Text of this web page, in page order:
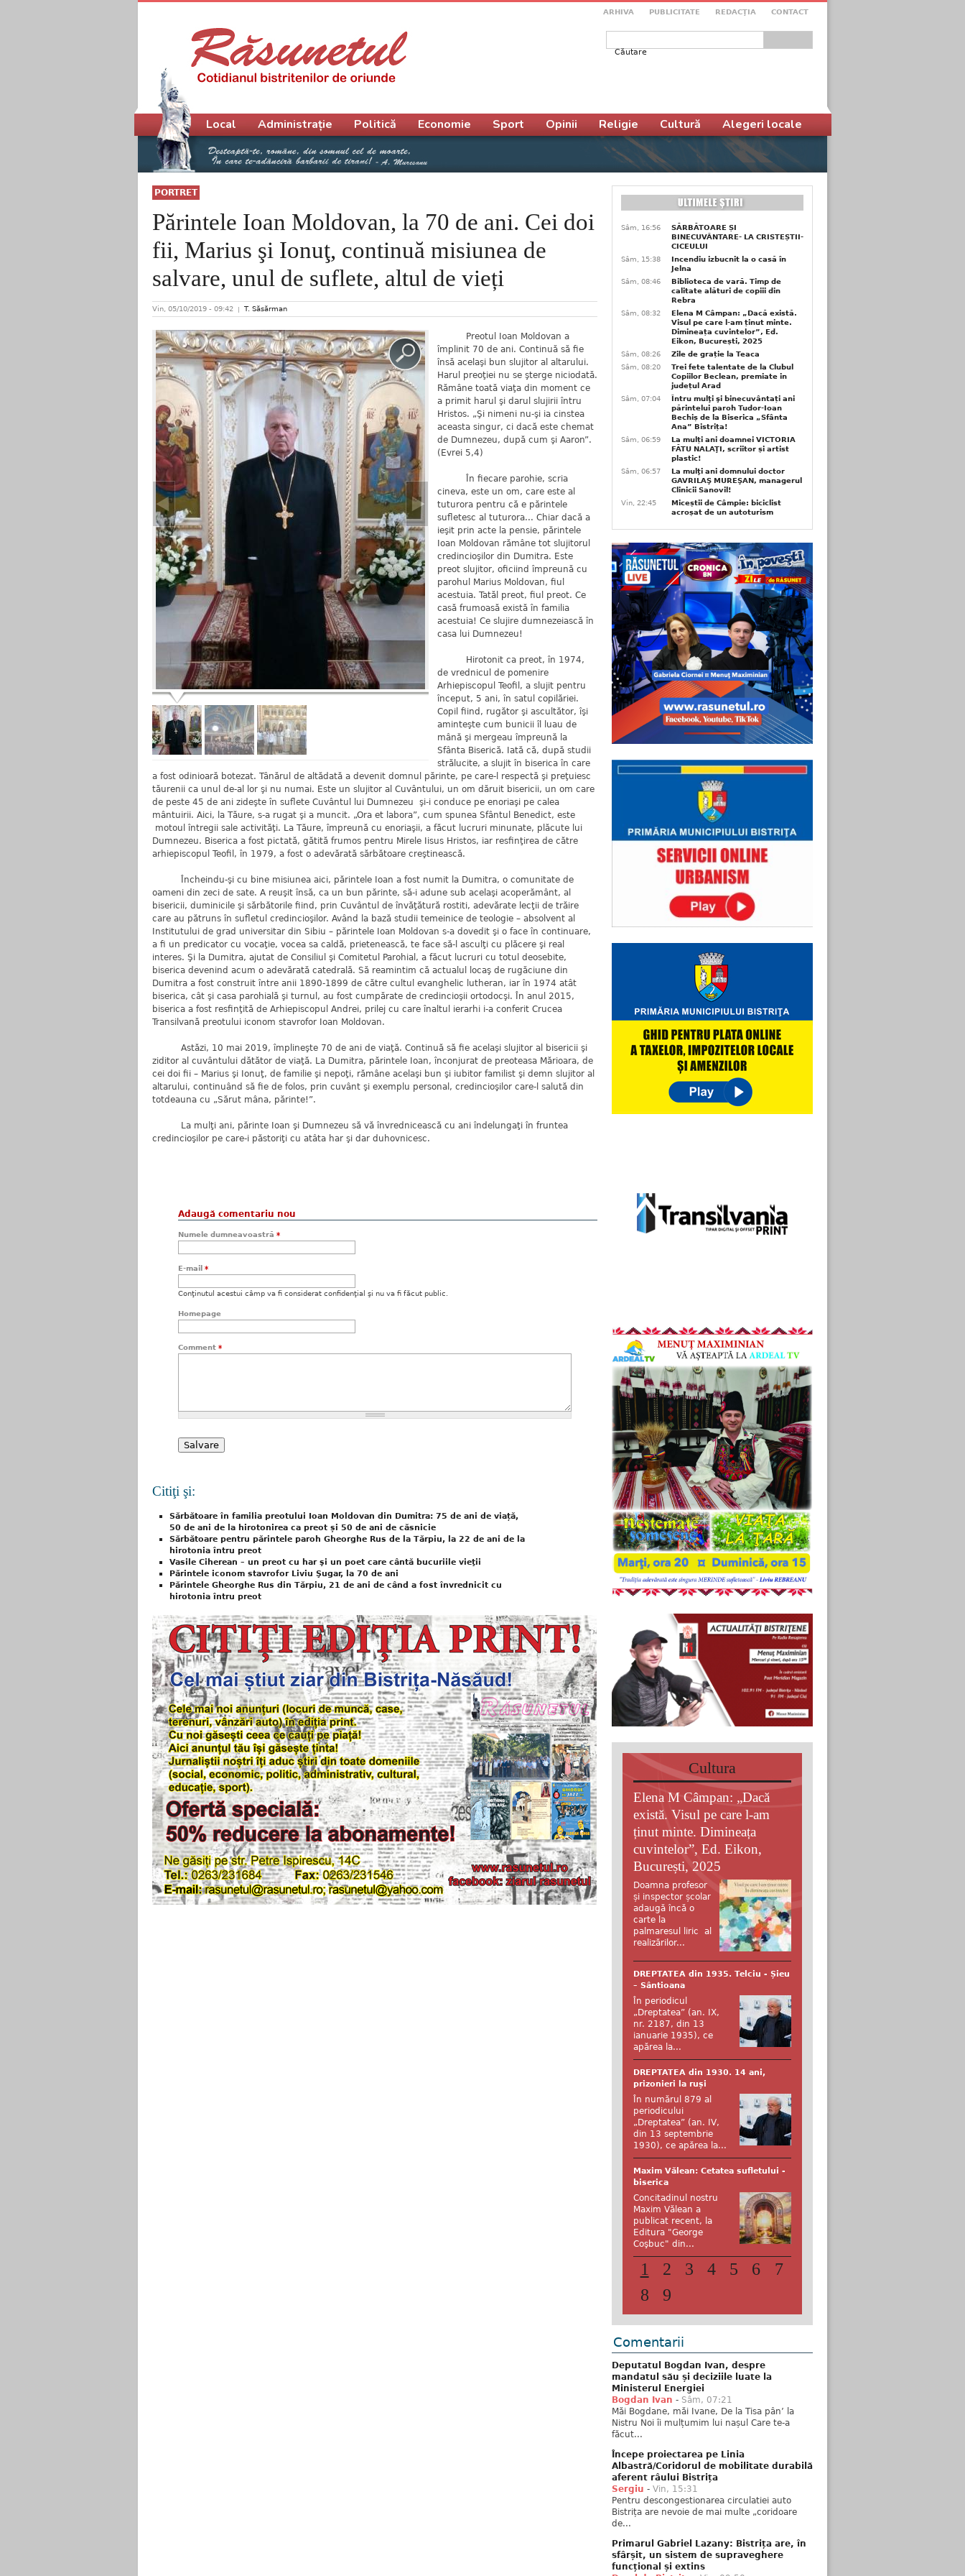
ARHIVA PUBLICITATE REDACŢIA CONTACT
Formular de căutare
PORTRET
Părintele Ioan Moldovan, la 70 de ani. Cei doi
fii, Marius şi Ionuţ, continuă misiunea de
salvare, unul de suflete, altul de vieți
Vin, 05/10/2019 - 09:42 T. Săsărman
Preotul Ioan Moldovan a
împlinit 70 de ani. Continuă să fie
însă acelaşi bun slujitor al altarului.
Harul preoţiei nu se şterge niciodată.
Rămâne toată viaţa din moment ce
a primit harul şi darul slujirii întru
Hristos. „Şi nimeni nu-şi ia cinstea
aceasta singur, ci dacă este chemat
de Dumnezeu, după cum şi Aaron”.
(Evrei 5,4)
În fiecare parohie, scria
cineva, este un om, care este al
tuturora pentru că e părintele
sufletesc al tuturora... Chiar dacă a
ieşit prin acte la pensie, părintele
Ioan Moldovan rămâne tot slujitorul
credincioşilor din Dumitra. Este
preot slujitor, oficiind împreună cu
parohul Marius Moldovan, fiul
acestuia. Tatăl preot, fiul preot. Ce
casă frumoasă există în familia
acestuia! Ce slujire dumnezeiască în
casa lui Dumnezeu!
Hirotonit ca preot, în 1974,
de vrednicul de pomenire
Arhiepiscopul Teofil, a slujit pentru
început, 5 ani, în satul copilăriei.
Copil fiind, rugător şi ascultător, îşi
aminteşte cum bunicii îl luau de
mână şi mergeau împreună la
Sfânta Biserică. Iată că, după studii
strălucite, a slujit în biserica în care
a fost odinioară botezat. Tânărul de altădată a devenit domnul părinte, pe care-l respectă şi preţuiesc
tăurenii ca unul de-al lor şi nu numai. Este un slujitor al Cuvântului, un om dăruit bisericii, un om care
de peste 45 de ani zideşte în suflete Cuvântul lui Dumnezeu şi-i conduce pe enoriaşi pe calea
mântuirii. Aici, la Tăure, s-a rugat şi a muncit. „Ora et labora”, cum spunea Sfântul Benedict, este
motoul întregii sale activităţi. La Tăure, împreună cu enoriaşii, a făcut lucruri minunate, plăcute lui
Dumnezeu. Biserica a fost pictată, gătită frumos pentru Mirele Iisus Hristos, iar resfinţirea de către
arhiepiscopul Teofil, în 1979, a fost o adevărată sărbătoare creştinească.
Încheindu-şi cu bine misiunea aici, părintele Ioan a fost numit la Dumitra, o comunitate de
oameni din zeci de sate. A reuşit însă, ca un bun părinte, să-i adune sub acelaşi acoperământ, al
bisericii, duminicile şi sărbătorile fiind, prin Cuvântul de învăţătură rostiti, adevărate lecţii de trăire
care au pătruns în sufletul credincioşilor. Având la bază studii temeinice de teologie – absolvent al
Institutului de grad universitar din Sibiu – părintele Ioan Moldovan s-a dovedit şi o face în continuare,
a fi un predicator cu vocaţie, vocea sa caldă, prietenească, te face să-l asculţi cu plăcere şi real
interes. Şi la Dumitra, ajutat de Consiliul şi Comitetul Parohial, a făcut lucruri cu totul deosebite,
biserica devenind acum o adevărată catedrală. Să reamintim că actualul locaş de rugăciune din
Dumitra a fost construit între anii 1890-1899 de către cultul evanghelic lutheran, iar în 1974 atât
biserica, cât şi casa parohială şi turnul, au fost cumpărate de credincioşii ortodocşi. În anul 2015,
biserica a fost resfinţită de Arhiepiscopul Andrei, prilej cu care înaltul ierarhi i-a conferit Crucea
Transilvană preotului iconom stavrofor Ioan Moldovan.
Astăzi, 10 mai 2019, împlineşte 70 de ani de viaţă. Continuă să fie acelaşi slujitor al bisericii şi
ziditor al cuvântului dătător de viaţă. La Dumitra, părintele Ioan, înconjurat de preoteasa Mărioara, de
cei doi fii – Marius şi Ionuţ, de familie şi nepoţi, rămâne acelaşi bun şi iubitor familist şi demn slujitor al
altarului, continuând să fie de folos, prin cuvânt şi exemplu personal, credincioşilor care-l salută din
totdeauna cu „Sărut mâna, părinte!”.
La mulţi ani, părinte Ioan şi Dumnezeu să vă învrednicească cu ani îndelungaţi în fruntea
credincioşilor pe care-i păstoriţi cu atâta har şi dar duhovnicesc.
Adaugă comentariu nou
Numele dumneavoastră *
E-mail *
Conţinutul acestui câmp va fi considerat confidenţial şi nu va fi făcut public.
Homepage
Comment *
Citiţi şi:
Sărbătoare în familia preotului Ioan Moldovan din Dumitra: 75 de ani de viață,
50 de ani de la hirotonirea ca preot și 50 de ani de căsnicie
Sărbătoare pentru părintele paroh Gheorghe Rus de la Tărpiu, la 22 de ani de la
hirotonia întru preot
Vasile Ciherean – un preot cu har şi un poet care cântă bucuriile vieţii
Părintele iconom stavrofor Liviu Şugar, la 70 de ani
Părintele Gheorghe Rus din Tărpiu, 21 de ani de când a fost învrednicit cu
hirotonia întru preot
Meniu principal
Local Administrație Politică Economie Sport Opinii Religie Cultură Alegeri locale
Sâm, 16:56
SĂRBĂTOARE ȘI
BINECUVÂNTARE- LA CRISTEȘTII-
CICEULUI
Sâm, 15:38
Incendiu izbucnit la o casă în
Jelna
Sâm, 08:46
Biblioteca de vară. Timp de
calitate alături de copiii din
Rebra
Sâm, 08:32
Elena M Câmpan: „Dacă există.
Visul pe care l-am ținut minte.
Dimineața cuvintelor”, Ed.
Eikon, București, 2025
Sâm, 08:26
Zile de grație la Teaca
Sâm, 08:20
Trei fete talentate de la Clubul
Copiilor Beclean, premiate in
județul Arad
Sâm, 07:04
Întru mulţi şi binecuvântați ani
părintelui paroh Tudor-Ioan
Bechiș de la Biserica „Sfânta
Ana” Bistrița!
Sâm, 06:59
La mulți ani doamnei VICTORIA
FĂTU NALAŢI, scriitor și artist
plastic!
Sâm, 06:57
La mulţi ani domnului doctor
GAVRILAŞ MUREŞAN, managerul
Clinicii Sanovil!
Vin, 22:45
Miceștii de Câmpie: biciclist
acroșat de un autoturism
Cultura
Elena M Câmpan: „Dacă
există. Visul pe care l-am
ținut minte. Dimineața
cuvintelor”, Ed. Eikon,
București, 2025
Doamna profesor
și inspector școlar
adaugă încă o
carte la
palmaresul liric al
realizărilor...
DREPTATEA din 1935. Telciu - Șieu
– Sântioana
În periodicul
„Dreptatea” (an. IX,
nr. 2187, din 13
ianuarie 1935), ce
apărea la...
DREPTATEA din 1930. 14 ani,
prizonieri la ruși
În numărul 879 al
periodicului
„Dreptatea” (an. IV,
din 13 septembrie
1930), ce apărea la...
Maxim Vălean: Cetatea sufletului -
biserica
Concitadinul nostru
Maxim Vălean a
publicat recent, la
Editura "George
Coşbuc" din...
1 2 3 4 5 6
7
8
9
Comentarii
Deputatul Bogdan Ivan, despre
mandatul său și deciziile luate la
Ministerul Energiei
Bogdan Ivan - Sâm, 07:21
Măi Bogdane, măi Ivane, De la Tisa pân’ la
Nistru Noi îi mulțumim lui nașul Care te-a
făcut...
Începe proiectarea pe Linia
Albastră/Coridorul de mobilitate durabilă
aferent râului Bistrița
Sergiu - Vin, 15:31
Pentru descongestionarea circulatiei auto
Bistrița are nevoie de mai multe „coridoare
de...
Primarul Gabriel Lazany: Bistrița are, în
sfârșit, un sistem de supraveghere
funcțional și extins